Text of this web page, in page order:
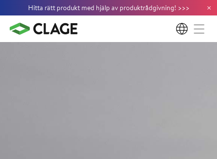
Hitta rätt produkt med hjälp av produktrådgivning! >>> ×
SV